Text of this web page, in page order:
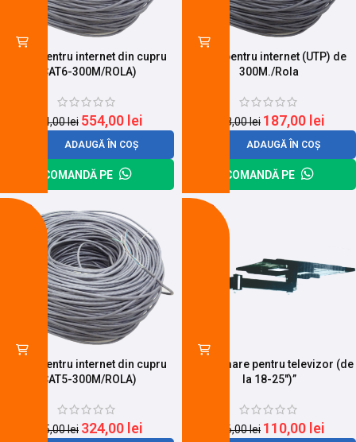
Cablu pentru internet din cupru
(CAT6-300M/ROLA)
614,00lei 554,00 lei
ADAUGĂ ÎN COȘ
COMANDĂ PE
Cablu pentru internet (UTP) de
300M./Rola
248,00lei 187,00 lei
ADAUGĂ ÎN COȘ
COMANDĂ PE
Cablu pentru internet din cupru
(CAT5-300M/ROLA)
385,00lei 324,00 lei
Suport mare pentru televizor (de
la 18-25″)”
126,00lei 110,00 lei